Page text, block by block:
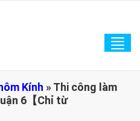
Kính »Thi công làm
6【Chỉ từ